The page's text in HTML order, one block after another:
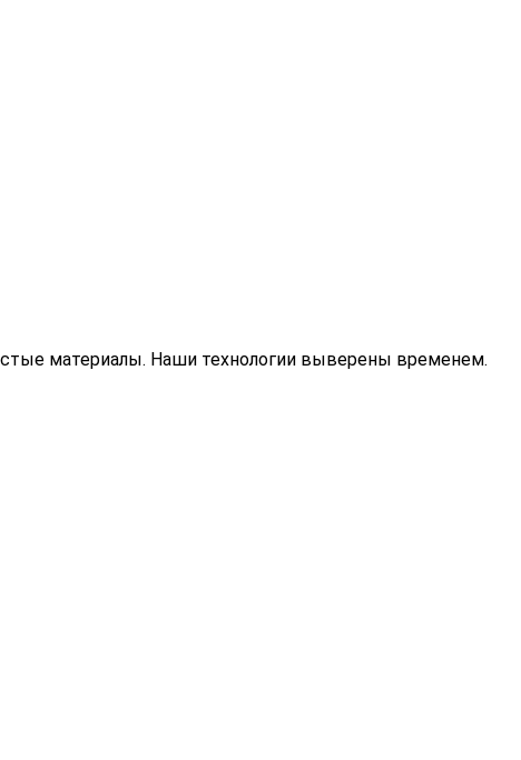
материалы. Наши технологии выверены временем.